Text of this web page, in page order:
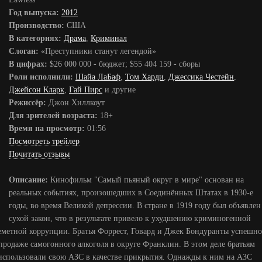
Год выпуска: 2012
Производство: США
В категориях: Драма, Криминал
Слоган: «Преступники станут легендой»
В цифрах: $26 000 000 - бюджет; $55 404 159 - сборы
Роли исполнили: Шайа ЛаБаф, Том Харди, Джессика Честейн,
Джейсон Кларк, Гай Пирс и другие
Режиссёр: Джон Хиллкоут
Для зрителей возраста: 18+
Время на просмотр: 01:56
Посмотреть трейлер
Почитать отзывы
Описание: Кинофильм "Самый пьяный округ в мире" основан на
реальных событиях, произошедших в Соединённых Штатах в 1930-е
годы, во время Великой депрессии. В стране в 1919 году был объявлен
сухой закон, что в результате привело к ухудшению криминогенной
коррупции. Братья Форрест, Говард и Джек Бондуранты успешно
самогонного алкоголя в округе Франклин. В этом деле братьям
свою АЗС в качестве прикрытия. Однажды к ним на АЗС